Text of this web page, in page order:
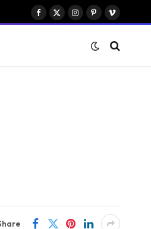
Facebook
X
Instagram
PinterestVimeo